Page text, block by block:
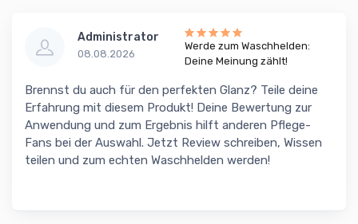
Administrator
08.08.2026
Werde zum Waschhelden:
Deine Meinung zählt!
Brennst du auch für den perfekten Glanz? Teile deine
Erfahrung mit diesem Produkt! Deine Bewertung zur
Anwendung und zum Ergebnis hilft anderen Pflege-
Fans bei der Auswahl. Jetzt Review schreiben, Wissen
teilen und zum echten Waschhelden werden!